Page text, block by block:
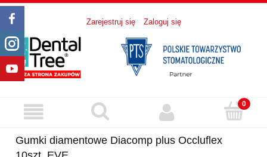
Zarejestruj się Zaloguj się
Gumki diamentowe Diacomp plus Occluflex